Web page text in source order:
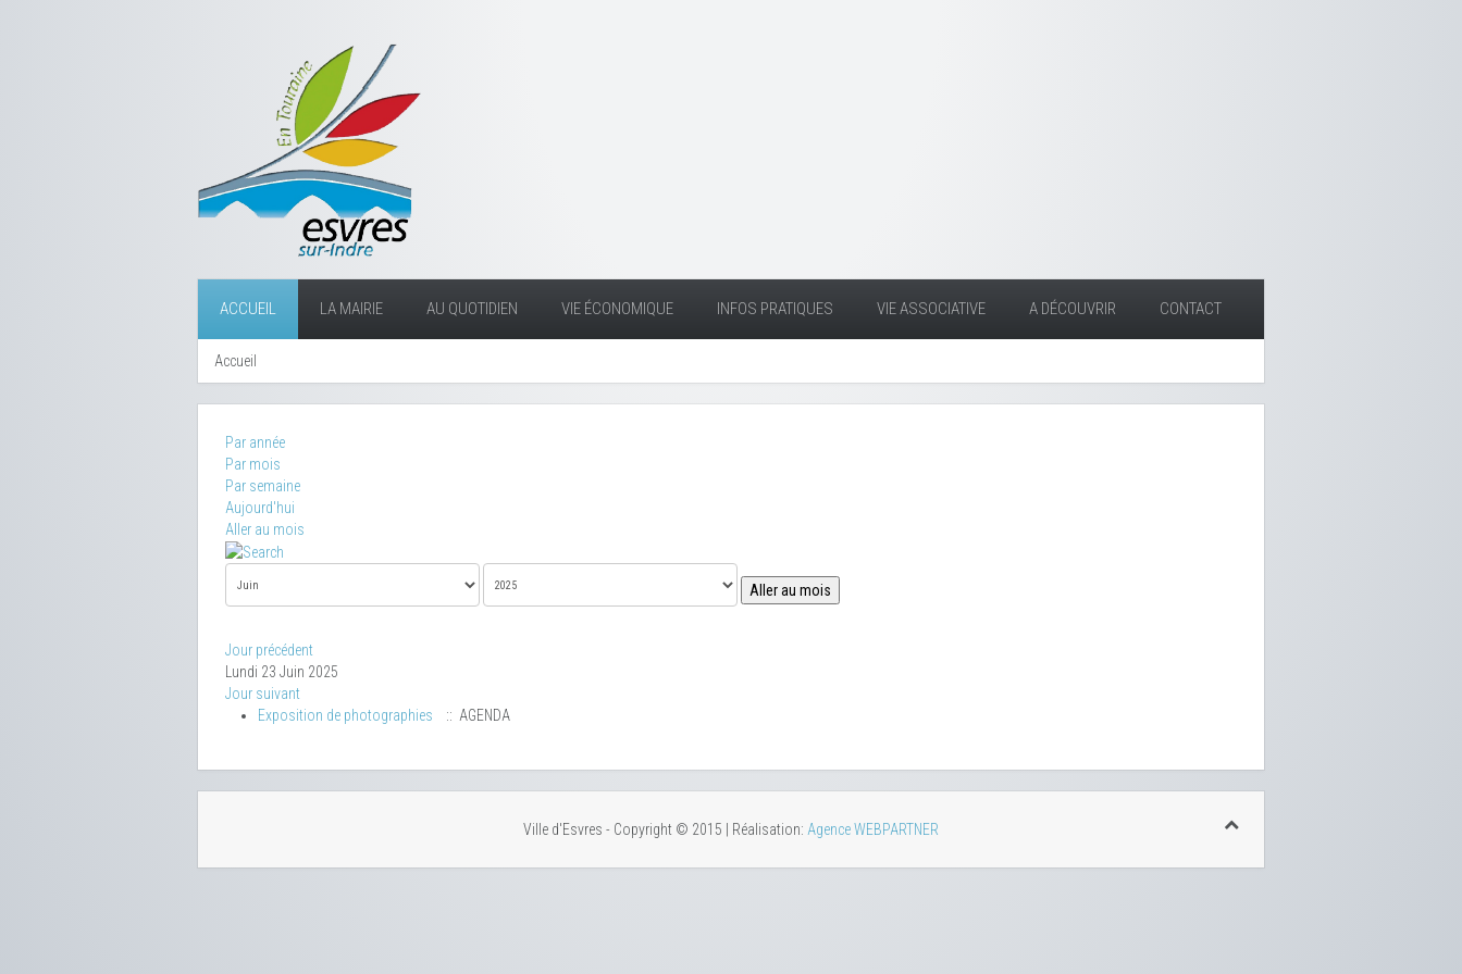
ACCUEIL LA MAIRIE AU QUOTIDIEN VIE ÉCONOMIQUE INFOS PRATIQUES VIE ASSOCIATIVE A DÉCOUVRIR CONTACT
Accueil
Par année
Par mois
Par semaine
Aujourd'hui
Aller au mois
Aller au mois
Jour précédent
Lundi 23 Juin 2025
Jour suivant
Exposition de photographies
:: AGENDA
Ville d'Esvres - Copyright © 2015 | Réalisation: Agence WEBPARTNER